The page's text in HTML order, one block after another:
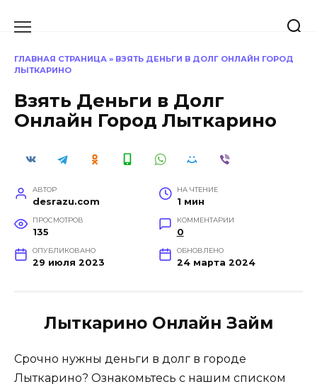
ГЛАВНАЯ СТРАНИЦА » ВЗЯТЬ ДЕНЬГИ В ДОЛГ ОНЛАЙН ГОРОД
ЛЫТКАРИНО
Взять Деньги в Долг
Онлайн Город Лыткарино
АВТОР
desrazu.com
НА ЧТЕНИЕ
1 мин
ПРОСМОТРОВ
135
КОММЕНТАРИИ
0
ОПУБЛИКОВАНО
29 июля 2023
ОБНОВЛЕНО
24 марта 2024
Лыткарино Онлайн Займ
Срочно нужны деньги в долг в городе
Лыткарино? Ознакомьтесь с нашим списком